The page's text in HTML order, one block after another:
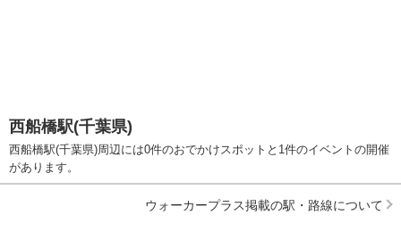
西船橋駅(千葉県)
西船橋駅(千葉県)周辺には0件のおでかけスポットと1件のイベントの開催
があります。
ウォーカープラス掲載の駅・路線について